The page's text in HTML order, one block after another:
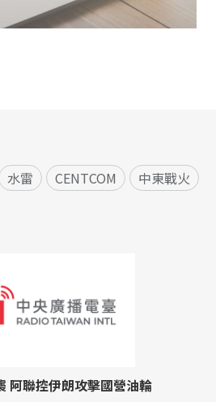
水雷 CENTCOM
中東戰火
阿聯控伊朗攻擊國營油輪